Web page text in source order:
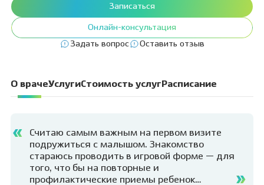
Записаться
Онлайн-консультация
Задать вопрос
Оставить отзыв
О врачеУслугиСтоимость услуг Расписание
Считаю самым важным на первом визите
подружиться с малышом. Знакомство
стараюсь проводить в игровой форме — для
того, что бы на повторные и
профилактические приемы ребенок